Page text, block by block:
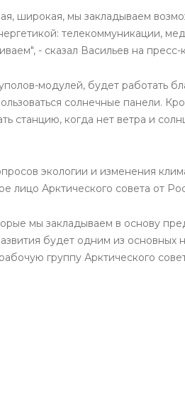
широкая, мы закладываем
телекоммуникации,
- сказал Васильев на
модулей, будет работать
солнечные панели.
станцию, когда нет ветра и
экологии и изменения
лицо Арктического совета от
мы закладываем в основу
будет одним из
группу Арктического